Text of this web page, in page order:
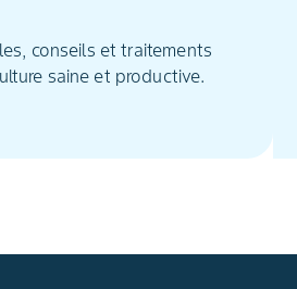
conseils et traitements
saine et productive.